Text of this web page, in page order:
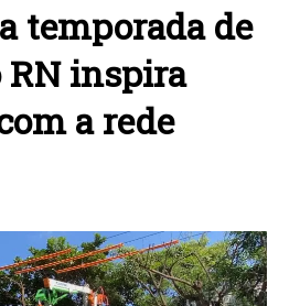
temporada de
inspira
a rede